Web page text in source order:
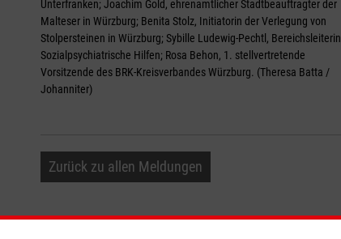
Unterfranken; Joachim Gold, ehrenamtlicher Stadtbeauftragter der
Malteser in Würzburg; Benita Stolz, Initiatorin der Verlegung von
Stolpersteinen in Würzburg; Sybille Ludewig-Pechtl, Bereichsleiterin
Sozialpsychiatrische Hilfen; Rosa Behon, 1. stellvertretende
Vorsitzende des BRK-Kreisverbandes Würzburg. (Theresa Batta /
Johanniter)
Zurück zu allen Meldungen